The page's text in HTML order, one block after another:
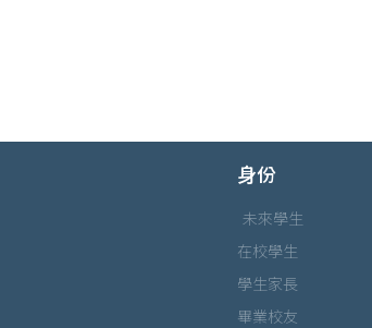
身份
未來學生
在校學生
學生家長
畢業校友